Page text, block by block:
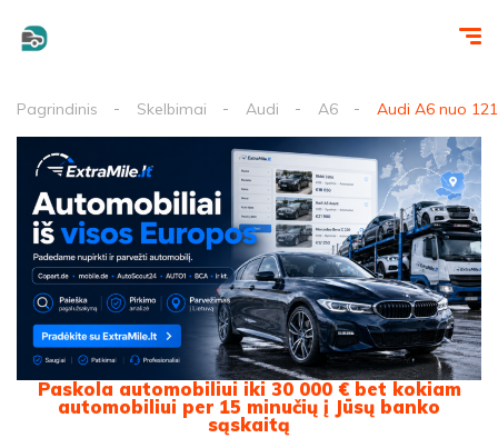
Pagrindinis Skelbimai Audi A6 Audi A6 nuo
Paskola automobiliui iki 30 000 € bet kokiam
automobiliui per 15 minučių į Jūsų banko
sąskaitą